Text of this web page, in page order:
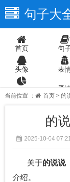
句子大
首页 句
头像 表
爱
当前位置 ： 首页 > 的
的
2025-10-04
关于的说说
介绍。